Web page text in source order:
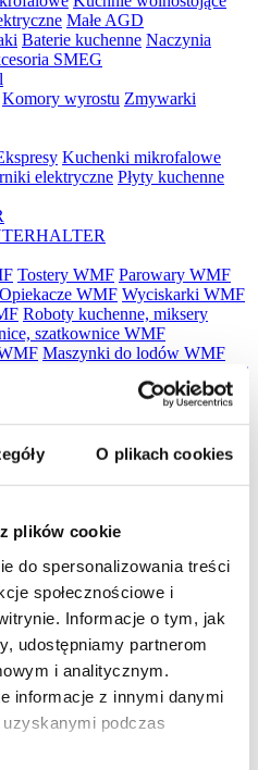
O plikach cookies
plików cookie
do spersonalizowania treści
społecznościowe i
Informacje o tym, jak
udostępniamy partnerom
i analitycznym.
informacje z innymi danymi
podczas
Małe AGD
Baterie kuchenne Naczynia
SMEG
Komory wyrostu Zmywarki
Kuchenki mikrofalowe
elektryczne Płyty kuchenne
Tostery WMF Parowary WMF
Opiekacze WMF Wyciskarki WMF
Roboty kuchenne, miksery
szatkownice WMF
Maszynki do lodów WMF
Młynki
Młynki do kawy WMF Płyty
Urządzenia do suszenia i
Cooler na wino WMF
WMF Naleśnikarki
Akcesoria WMF Zestawy noży
higienę